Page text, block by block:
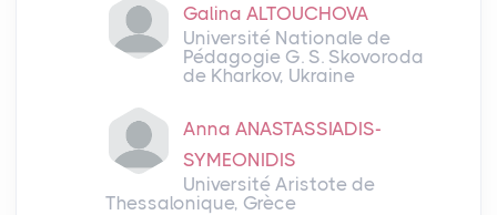
Galina ALTOUCHOVA
Université Nationale de
Pédagogie G. S. Skovoroda
de Kharkov, Ukraine
Anna ANASTASSIADIS-
SYMEONIDIS
Université Aristote de
Thessalonique, Grèce